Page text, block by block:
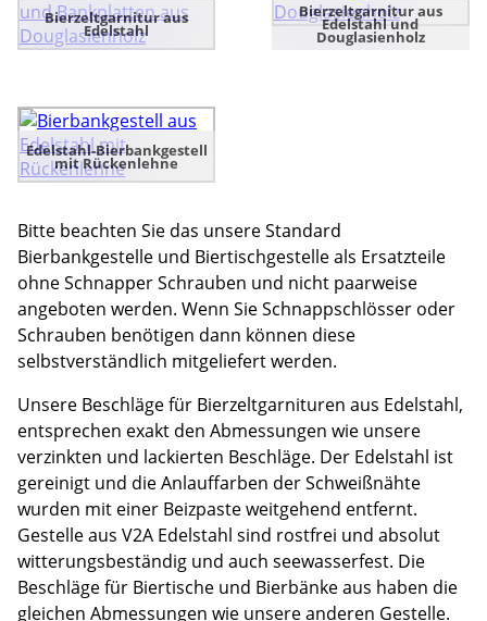
Bierzeltgarnitur aus
Edelstahl
Bierzeltgarnitur aus
Edelstahl und
Douglasienholz
Edelstahl-Bierbankgestell
mit Rückenlehne
Bitte beachten Sie das unsere Standard
Bierbankgestelle und Biertischgestelle als Ersatzteile
ohne Schnapper Schrauben und nicht paarweise
angeboten werden. Wenn Sie Schnappschlösser oder
Schrauben benötigen dann können diese
selbstverständlich mitgeliefert werden.
Unsere Beschläge für Bierzeltgarnituren aus Edelstahl,
entsprechen exakt den Abmessungen wie unsere
verzinkten und lackierten Beschläge. Der Edelstahl ist
gereinigt und die Anlauffarben der Schweißnähte
wurden mit einer Beizpaste weitgehend entfernt.
Gestelle aus V2A Edelstahl sind rostfrei und absolut
witterungsbeständig und auch seewasserfest. Die
Beschläge für Biertische und Bierbänke aus haben die
gleichen Abmessungen wie unsere anderen Gestelle.